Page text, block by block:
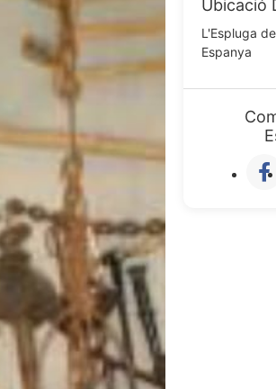
Ubicació
L'Espluga
Espanya